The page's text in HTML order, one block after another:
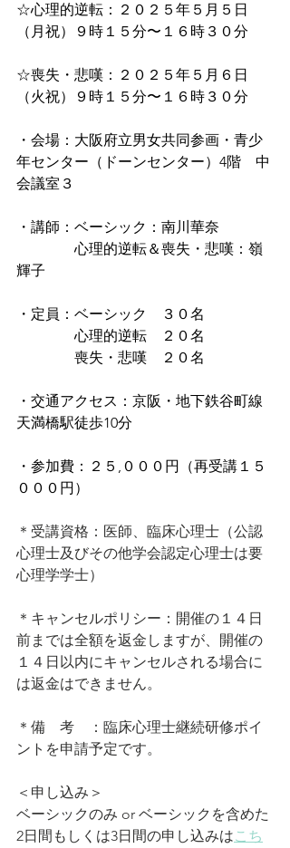
☆心理的逆転：２０２５年５月５日
（月祝）９時１５分〜１６時３０分
☆喪失・悲嘆：２０２５年５月６日
（火祝）９時１５分〜１６時３０分
・会場：大阪府立男女共同参画・青少
年センター（ドーンセンター）4階　中
会議室３
・講師：ベーシック：南川華奈
心理的逆転＆喪失・悲嘆：嶺
輝子
・定員：ベーシック　３０名
心理的逆転　２０名
喪失・悲嘆　２０名
・交通アクセス：京阪・地下鉄谷町線
天満橋駅徒歩10分
・参加費：２５,０００円（再受講１５
０００円）
＊受講資格：医師、臨床心理士（公認
心理士​及びその他学会認定心理士は要
心理学学士）
＊キャンセルポリシー：開催の１４日
前までは全額を返金しますが、開催の
１４日以内にキャンセルされる場合に
は返金はできません。
＊備　考　：臨床心理士継続研修ポイ
ントを申請予定です。
＜申し込み＞
ベーシックのみ or ベーシックを含めた
2日間もしくは3日間の申し込みはこち